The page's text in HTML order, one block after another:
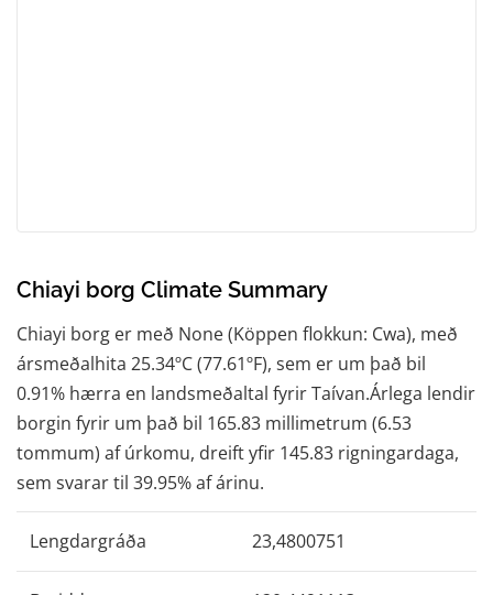
Chiayi borg Climate Summary
Chiayi borg er með None (Köppen flokkun: Cwa), með
ársmeðalhita 25.34ºC (77.61ºF), sem er um það bil
0.91% hærra en landsmeðaltal fyrir Taívan.Árlega lendir
borgin fyrir um það bil 165.83 millimetrum (6.53
tommum) af úrkomu, dreift yfir 145.83 rigningardaga,
sem svarar til 39.95% af árinu.
Lengdargráða 23,4800751